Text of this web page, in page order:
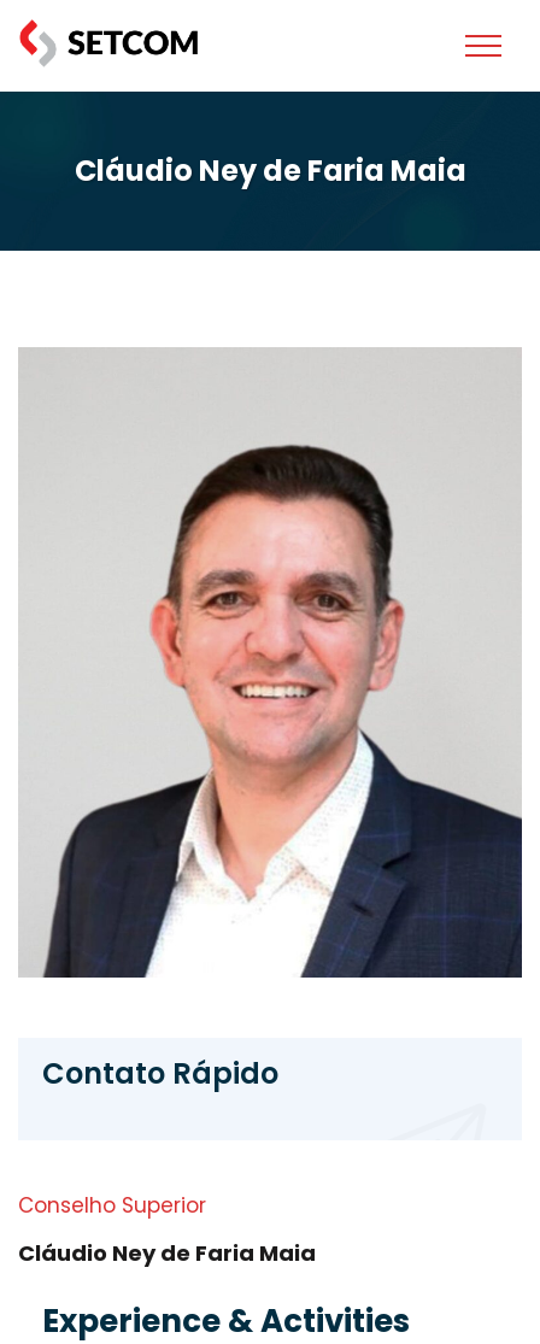
Cláudio Ney de Faria Maia
Contato Rápido
Conselho Superior
Cláudio Ney de Faria Maia
Experience & Activities